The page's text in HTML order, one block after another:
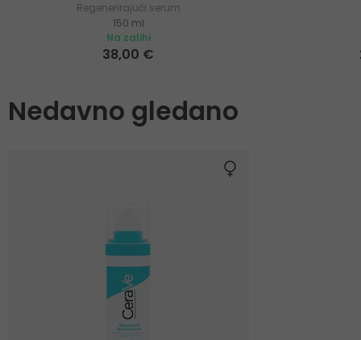
Regenerirajući serum
150 ml
Na zalihi
38,00 €
Nedavno gledano